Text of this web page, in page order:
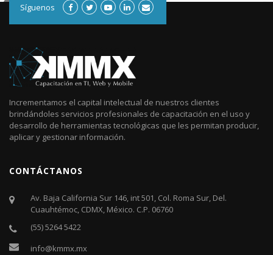
Síguenos
Incrementamos el capital intelectual de nuestros clientes
brindándoles servicios profesionales de capacitación en el uso y
desarrollo de herramientas tecnológicas que les permitan producir,
aplicar y gestionar información.
CONTÁCTANOS
Av. Baja California Sur 146, int 501, Col. Roma Sur, Del.
Cuauhtémoc, CDMX, México. C.P. 06760​
(55) 5264 5422
info@kmmx.mx